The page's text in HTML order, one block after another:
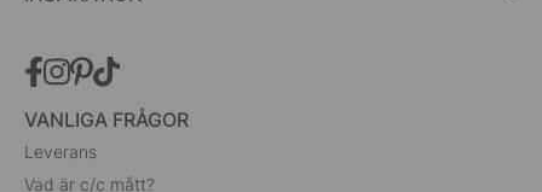
VANLIGA FRÅGOR
Leverans
Vad är c/c mått?